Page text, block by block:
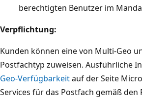
berechtigten Benutzer im
Verpflichtung:
Kunden können eine von Multi-Geo
Postfachtyp zuweisen. Ausführliche
Geo-Verfügbarkeitauf der Seite
Services für das Postfach gemäß